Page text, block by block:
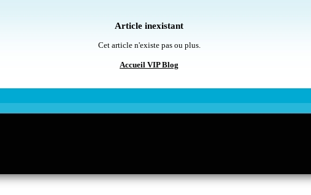
Article inexistant
Cet article n'existe pas ou plus.
Accueil VIP Blog